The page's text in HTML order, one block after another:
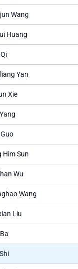
Wang
Huang
Yan
Xie
Him Sun
Wu
Wang
Liu